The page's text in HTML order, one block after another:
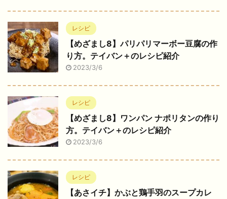
レシピ
【めざまし8】パリパリマーボー豆腐の作
り方。テイバン＋のレシピ紹介
2023/3/6
レシピ
【めざまし8】ワンパン ナポリタンの作り
方。テイバン＋のレシピ紹介
2023/3/6
レシピ
【あさイチ】かぶと鶏手羽のスープカレ